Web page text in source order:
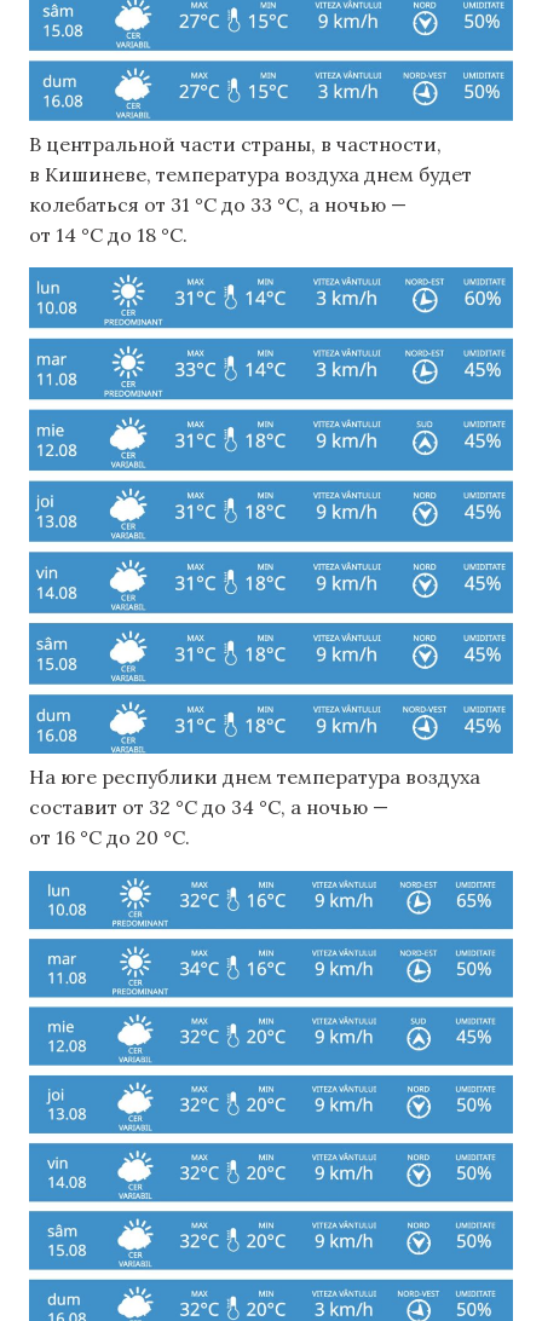
В центральной части страны, в частности,
в Кишиневе, температура воздуха днем ​​будет
колебаться от 31 °C до 33 °C, а ночью —
от 14 °C до 18 °C.
На юге республики днем ​​температура воздуха
составит от 32 °C до 34 °C, а ночью —
от 16 °C до 20 °C.